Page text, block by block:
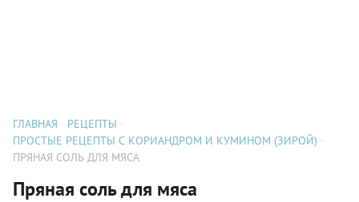
ГЛАВНАЯ
РЕЦЕПТЫ
ПРОСТЫЕ РЕЦЕПТЫ С КОРИАНДРОМ И КУМИНОМ (ЗИРОЙ)
ПРЯНАЯ СОЛЬ ДЛЯ МЯСА
Пряная соль для мяса